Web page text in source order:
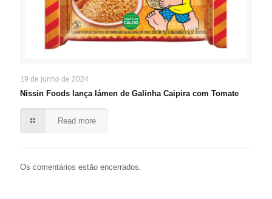
19 de junho de 2024
Nissin Foods lança lámen de Galinha Caipira com Tomate
Read more
Os comentários estão encerrados.